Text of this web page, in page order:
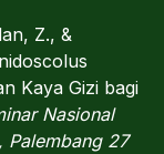
Z., &
Kaya Gizi bagi
Nasional
Palembang 27